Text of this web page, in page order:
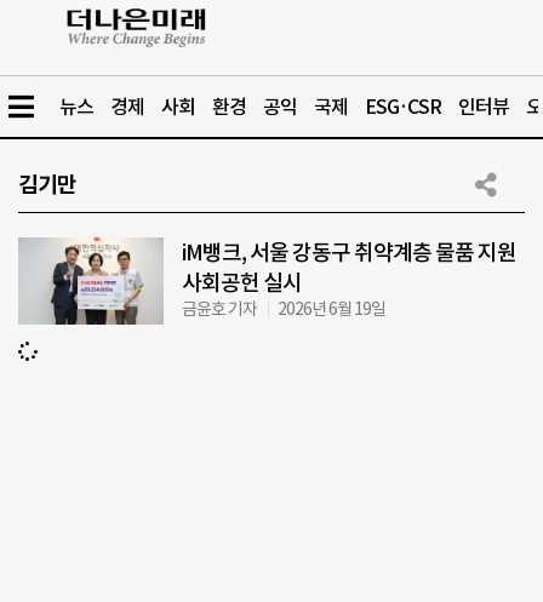
뉴스 경제 사회 환경 공익 국제 ESG·CSR 인터뷰
김기만
iM뱅크, 서울 강동구 취약계층 물품 지원
사회공헌 실시
금윤호 기자 2026년 6월 19일